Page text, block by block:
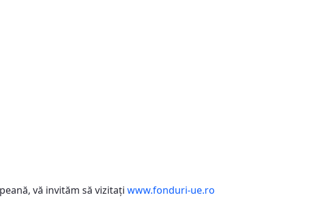
vă invităm să vizitaţi www.fonduri-ue.ro